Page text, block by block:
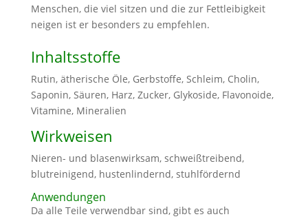
Menschen, die viel sitzen und die zur Fettleibigkeit
neigen ist er besonders zu empfehlen.
Inhaltsstoffe
Rutin, ätherische Öle, Gerbstoffe, Schleim, Cholin,
Saponin, Säuren, Harz, Zucker, Glykoside, Flavonoide,
Vitamine, Mineralien
Wirkweisen
Nieren- und blasenwirksam, schweißtreibend,
blutreinigend, hustenlindernd, stuhlfördernd
Anwendungen
Da alle Teile verwendbar sind, gibt es auch